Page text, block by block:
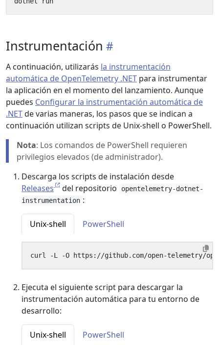
Instrumentación
A continuación, utilizarás la instrumentación
automática de OpenTelemetry .NET para instrumentar
la aplicación en el momento del lanzamiento. Aunque
puedes Configurar la instrumentación automática de
.NETde varias maneras, los pasos que se indican a
continuación utilizan scripts de Unix-shell o PowerShell.
Nota: Los comandos de PowerShell requieren
privilegios elevados (de administrador).
Descarga los scripts de instalación desde
Releases
del repositorio
opentelemetry-dotnet-
instrumentation :
Unix-shell PowerShell
Ejecuta el siguiente script para descargar la
instrumentación automática para tu entorno de
desarrollo:
Unix-shell PowerShell